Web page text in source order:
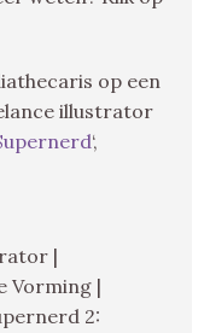
op een
illustrator
‘,
|
Vorming |
2: